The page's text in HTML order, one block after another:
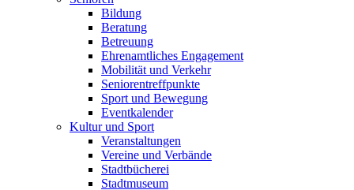
Bildung
Beratung
Betreuung
Ehrenamtliches Engagement
Mobilität und Verkehr
Seniorentreffpunkte
Sport und Bewegung
Eventkalender
Kultur und Sport
Veranstaltungen
Vereine und Verbände
Stadtbücherei
Stadtmuseum